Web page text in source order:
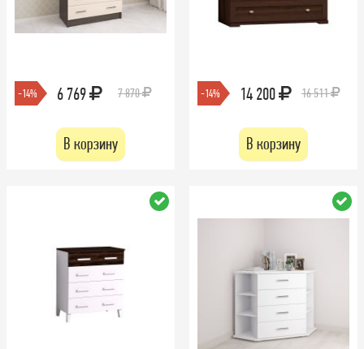
-14% 6 769 7 870
В корзину
-14% 14 200 16 511
В корзину